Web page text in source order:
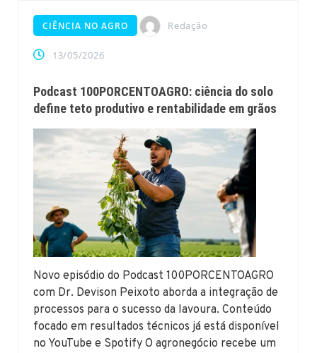
CIÊNCIA NO AGRO Redação
13/05/2026
Podcast 100PORCENTOAGRO: ciência do solo
define teto produtivo e rentabilidade em grãos
Novo episódio do Podcast 100PORCENTOAGRO
com Dr. Devison Peixoto aborda a integração de
processos para o sucesso da lavoura. Conteúdo
focado em resultados técnicos já está disponível
no YouTube e Spotify O agronegócio recebe um